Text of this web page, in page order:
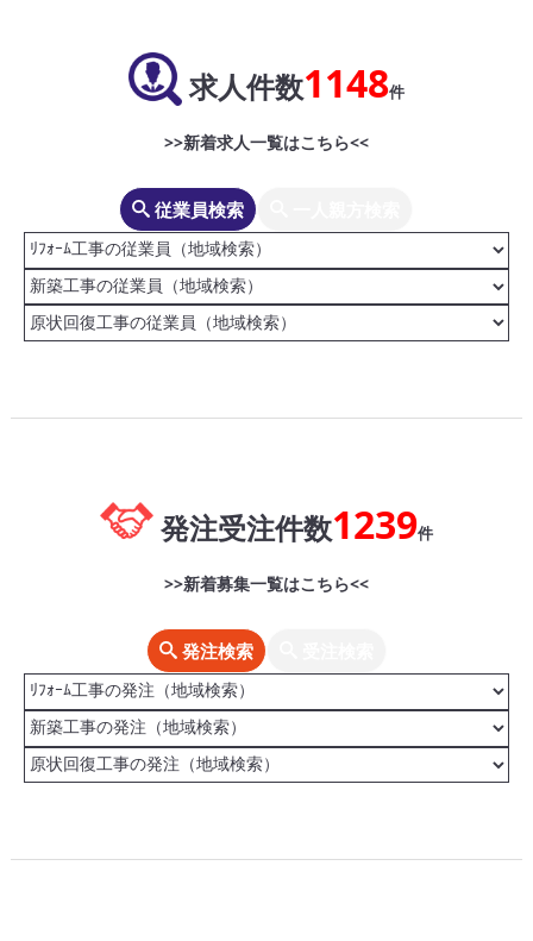
求人件数1148件
>>新着求人一覧はこちら<<
従業員検索
発注受注件数1239件
>>新着募集一覧はこちら<<
発注検索